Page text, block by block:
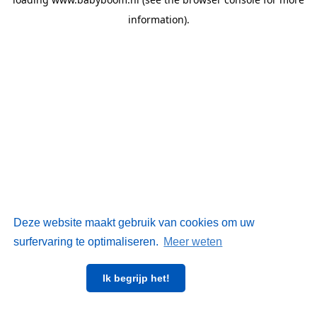
Deze website maakt gebruik van cookies om uw
surfervaring te optimaliseren. Meer weten
Ik begrijp het!
information).